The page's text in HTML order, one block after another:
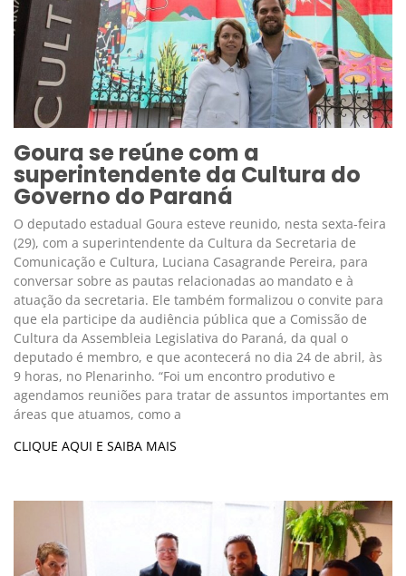
Goura se reúne com a
superintendente da Cultura do
Governo do Paraná
O deputado estadual Goura esteve reunido, nesta sexta-feira
(29), com a superintendente da Cultura da Secretaria de
Comunicação e Cultura, Luciana Casagrande Pereira, para
conversar sobre as pautas relacionadas ao mandato e à
atuação da secretaria. Ele também formalizou o convite para
que ela participe da audiência pública que a Comissão de
Cultura da Assembleia Legislativa do Paraná, da qual o
deputado é membro, e que acontecerá no dia 24 de abril, às
9 horas, no Plenarinho. “Foi um encontro produtivo e
agendamos reuniões para tratar de assuntos importantes em
áreas que atuamos, como a
CLIQUE AQUI E SAIBA MAIS